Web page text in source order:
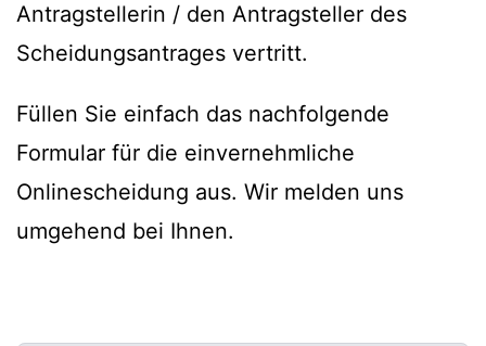
Antragstellerin / den Antragsteller des
Scheidungsantrages vertritt.
Füllen Sie einfach das nachfolgende
Formular für die einvernehmliche
Onlinescheidung aus. Wir melden uns
umgehend bei Ihnen.